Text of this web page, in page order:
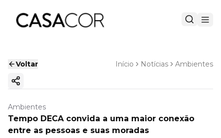
Voltar Início Notícias Ambientes
Copiar link
Ambientes
Tempo DECA convida a uma maior conexão
entre as pessoas e suas moradas